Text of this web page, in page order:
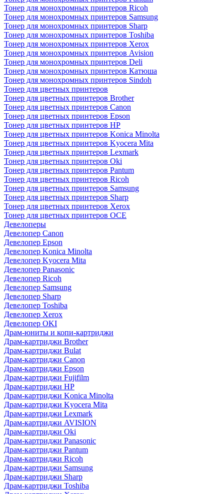
Тонер для монохромных принтеров Ricoh
Тонер для монохромных принтеров Samsung
Тонер для монохромных принтеров Sharp
Тонер для монохромных принтеров Toshiba
Тонер для монохромных принтеров Xerox
Тонер для монохромных принтеров Avision
Тонер для монохромных принтеров Deli
Тонер для монохромных принтеров Катюша
Тонер для монохромных принтеров Sindoh
Тонер для цветных принтеров
Тонер для цветных принтеров Brother
Тонер для цветных принтеров Canon
Тонер для цветных принтеров Epson
Тонер для цветных принтеров HP
Тонер для цветных принтеров Konica Minolta
Тонер для цветных принтеров Kyocera Mita
Тонер для цветных принтеров Lexmark
Тонер для цветных принтеров Oki
Тонер для цветных принтеров Pantum
Тонер для цветных принтеров Ricoh
Тонер для цветных принтеров Samsung
Тонер для цветных принтеров Sharp
Тонер для цветных принтеров Xerox
Тонер для цветных принтеров OCE
Девелоперы
Девелопер Canon
Девелопер Epson
Девелопер Konica Minolta
Девелопер Kyocera Mita
Девелопер Panasonic
Девелопер Ricoh
Девелопер Samsung
Девелопер Sharp
Девелопер Toshiba
Девелопер Xerox
Девелопер OKI
Драм-юниты и копи-картриджи
Драм-картриджи Brother
Драм-картриджи Bulat
Драм-картриджи Canon
Драм-картриджи Epson
Драм-картриджи Fujifilm
Драм-картриджи HP
Драм-картриджи Konica Minolta
Драм-картриджи Kyocera Mita
Драм-картриджи Lexmark
Драм-картриджи AVISION
Драм-картриджи Oki
Драм-картриджи Panasonic
Драм-картриджи Pantum
Драм-картриджи Ricoh
Драм-картриджи Samsung
Драм-картриджи Sharp
Драм-картриджи Toshiba